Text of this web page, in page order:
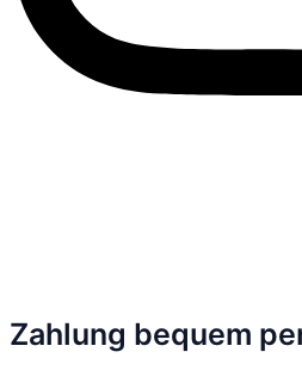
Zahlung bequem